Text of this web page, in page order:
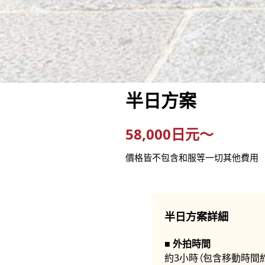
半日方案
58,000日元～
價格皆不包含和服等一切其他費用
半日方案詳細
外拍時間
約3小時（包含移動時間